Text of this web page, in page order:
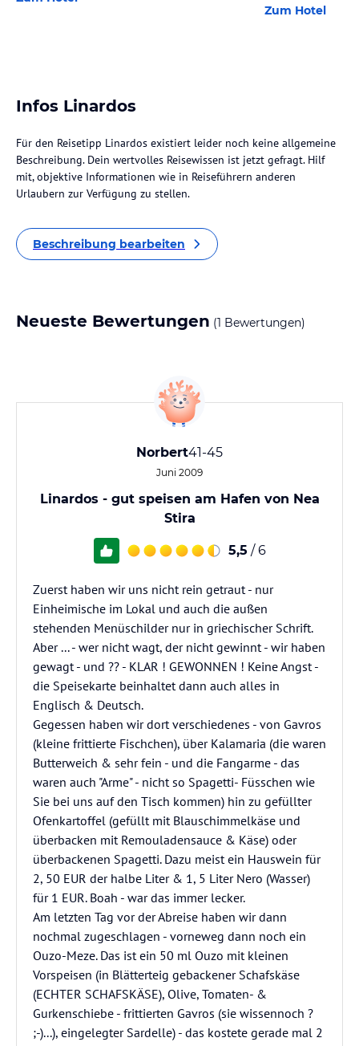
Zum Hotel
Infos Linardos
Für den Reisetipp Linardos existiert leider noch keine allgemeine
Beschreibung. Dein wertvolles Reisewissen ist jetzt gefragt. Hilf
mit, objektive Informationen wie in Reiseführern anderen
Urlaubern zur Verfügung zu stellen.
Beschreibung bearbeiten
Neueste Bewertungen (1 Bewertungen)
Norbert41-45
Juni 2009
Linardos - gut speisen am Hafen von Nea
Stira
5,5 / 6
Zuerst haben wir uns nicht rein getraut - nur
Einheimische im Lokal und auch die außen
stehenden Menüschilder nur in griechischer Schrift.
Aber ... - wer nicht wagt, der nicht gewinnt - wir haben
gewagt - und ?? - KLAR ! GEWONNEN ! Keine Angst -
die Speisekarte beinhaltet dann auch alles in
Englisch & Deutsch.
Gegessen haben wir dort verschiedenes - von Gavros
(kleine frittierte Fischchen), über Kalamaria (die waren
Butterweich & sehr fein - und die Fangarme - das
waren auch "Arme" - nicht so Spagetti- Füsschen wie
Sie bei uns auf den Tisch kommen) hin zu gefüllter
Ofenkartoffel (gefüllt mit Blauschimmelkäse und
überbacken mit Remouladensauce & Käse) oder
überbackenen Spagetti. Dazu meist ein Hauswein für
2, 50 EUR der halbe Liter & 1, 5 Liter Nero (Wasser)
für 1 EUR. Boah - war das immer lecker.
Am letzten Tag vor der Abreise haben wir dann
nochmal zugeschlagen - vorneweg dann noch ein
Ouzo-Meze. Das ist ein 50 ml Ouzo mit kleinen
Vorspeisen (in Blätterteig gebackener Schafskäse
(ECHTER SCHAFSKÄSE), Olive, Tomaten- &
Gurkenschiebe - frittierten Gavros (sie wissennoch ?
;-)...), eingelegter Sardelle) - das kostete gerade mal 2